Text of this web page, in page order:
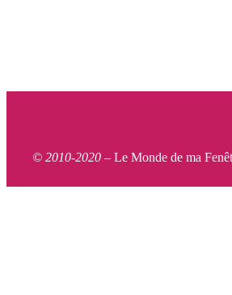
© 2010-2020 – Le Monde de ma